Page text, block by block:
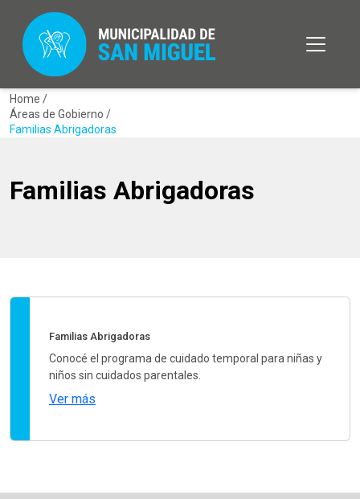
Home /
Áreas de Gobierno /
Familias Abrigadoras
Familias Abrigadoras
Familias Abrigadoras
Conocé el programa de cuidado temporal para niñas y
niños sin cuidados parentales.
Ver más